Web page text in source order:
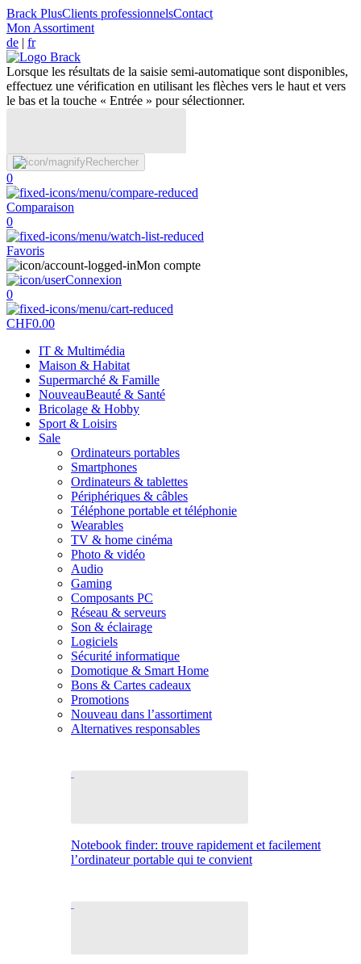
Brack PlusClients professionnelsContact
Mon Assortiment
de | fr
Lorsque les résultats de la saisie semi-automatique sont disponibles,
effectuez une vérification en utilisant les flèches vers le haut et vers
le bas et la touche « Entrée » pour sélectionner.
Rechercher
0
Comparaison
0
Favoris
Mon compte
Connexion
0
CHF0.00
IT & Multimédia
Maison & Habitat
Supermarché & Famille
NouveauBeauté & Santé
Bricolage & Hobby
Sport & Loisirs
Sale
Ordinateurs portables
Smartphones
Ordinateurs & tablettes
Périphériques & câbles
Téléphone portable et téléphonie
Wearables
TV & home cinéma
Photo & vidéo
Audio
Gaming
Composants PC
Réseau & serveurs
Son & éclairage
Logiciels
Sécurité informatique
Domotique & Smart Home
Bons & Cartes cadeaux
Promotions
Nouveau dans l’assortiment
Alternatives responsables
Notebook finder: trouve rapidement et facilement
l’ordinateur portable qui te convient